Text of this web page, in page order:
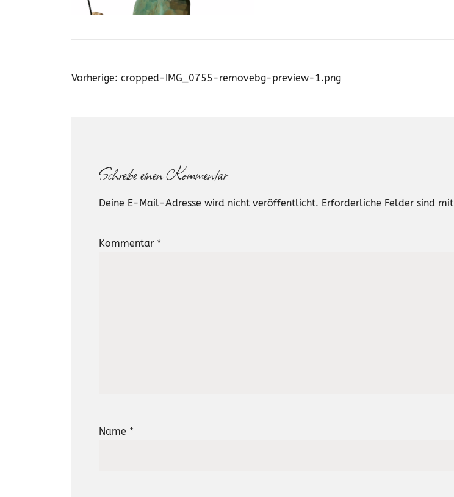
Beitragsnavigation
Vorherige: cropped-IMG_0755-removebg-preview-1.png
Schreibe einen Kommentar
Deine E-Mail-Adresse wird nicht veröffentlicht. Erforderliche Felder sind mit
Kommentar *
Name *